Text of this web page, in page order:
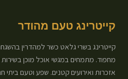
קייטרינג טעם מהודר
קייטרינג בשרי גלאט כשר למהדרין
מחפוד. מתמחים במגשי אוכל מוכן
אזכרות ואירועים קטנים. שפע וטעם ביתי